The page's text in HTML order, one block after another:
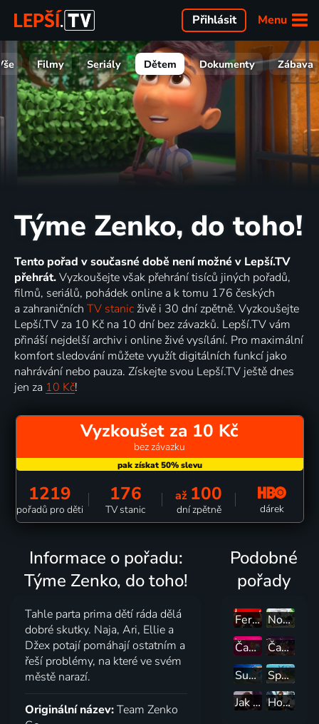
Menu
Přihlásit
Filmy Seriály Dětem Dokumenty Zábava
Týme Zenko, do toho!
Tento pořad v současné době není možné v Lepší.TV
přehrát.Vyzkoušejte však přehrání tisíců jiných pořadů,
filmů, seriálů, pohádek online a k tomu 176 českých
a zahraničních TV stanic živě i 30 dní zpětně. Vyzkoušejte
Lepší.TV za 10 Kč na 10 dní bez závazků. Lepší.TV vám
přináší nejdelší archiv i online živé vysílání. Pro maximální
komfort sledování můžete využít digitálních funkcí jako
nahrávání nebo pauza. Získejte svou Lepší.TV ještě dnes
jen za 10 Kč!
Vyzkoušet za 10 Kč
bez závazku
1219
pořadů pro děti
176
TV stanic
až 100
dní zpětně dárek
Informace o pořadu:
Týme Zenko, do toho!
Tahle parta prima dětí ráda dělá
dobré skutky. Naja, Ari, Ellie a
Džex potají pomáhají ostatním a
řeší problémy, na které ve svém
městě narazí.
Originální název:Team Zenko
Podobné
pořady
Ferdinand
Normálka: Ztracené nahrávky
Čas na dobrodružství
Čas na dobrodružství: Daleké kraje
Supr čupr králíčci
Spongebob v kalhotách
Jak vycvičit draky: Závod na hřeben
How To Train Your Dragon